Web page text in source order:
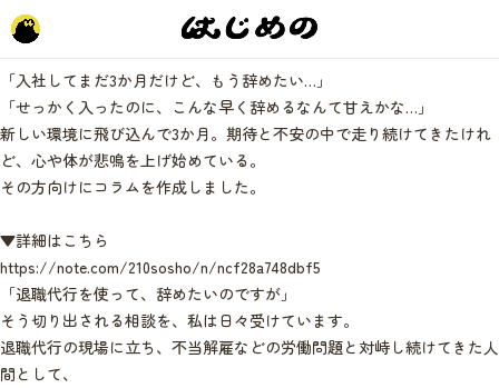
「入社してまだ3か月だけど、もう辞めたい…」
「せっかく入ったのに、こんな早く辞めるなんて甘えかな…」
新しい環境に飛び込んで3か月。期待と不安の中で走り続けてきたけれ
ど、心や体が悲鳴を上げ始めている。
その方向けにコラムを作成しました。
▼詳細はこちら
https://note.com/210sosho/n/ncf28a748dbf5
「退職代行を使って、辞めたいのですが」
そう切り出される相談を、私は日々受けています。
退職代行の現場に立ち、不当解雇などの労働問題と対峙し続けてきた人
間として、